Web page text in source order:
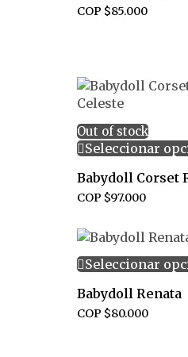
COP $85.000
Out of stock
Seleccionar
COP $97.000
Seleccionar
Babydoll Renata
COP $80.000